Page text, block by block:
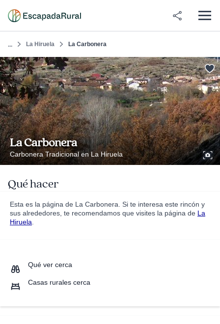
... La Hiruela La Carbonera
La Carbonera
Carbonera Tradicional en La Hiruela
Qué hacer
Esta es la página de La Carbonera. Si te interesa este rincón y
sus alrededores, te recomendamos que visites la página de La
Hiruela
Qué ver cerca
Casas rurales cerca